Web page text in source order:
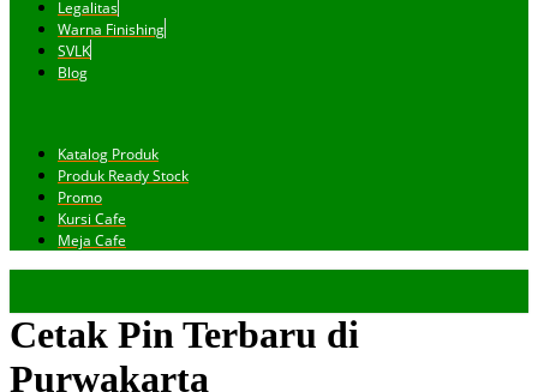
Legalitas
Warna Finishing
SVLK
Blog
Katalog Produk
Produk Ready Stock
Promo
Kursi Cafe
Meja Cafe
Cetak Pin Terbaru di
Purwakarta